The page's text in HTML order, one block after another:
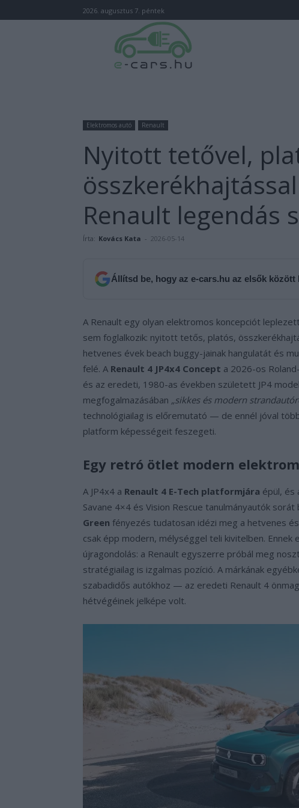
2026. augusztus 7. péntek
Elektromos autó Renault
Nyitott tetővel,
Renault legendás
Írta: Kovács Kata - 2026-05-14
Állítsd be, hogy az e-cars.hu az elsők
A Renault egy olyan elektromos koncepciót
sem foglalkozik: nyitott tetős, platós,
hetvenes évek beach buggy-jainak hangulatát és
felé. A Renault 4 JP4x4 Concept a 2026-os
és az eredeti, 1980-as években született JP4
megfogalmazásában „sikkes és modern
technológiailag is előremutató — de ennél jóval
platform képességeit feszegeti.
Egy retró ötlet modern
A JP4x4 a Renault 4 E-Tech platformjára épül, és
Savane 4×4 és Vision Rescue tanulmányautók
Green fényezés tudatosan idézi meg a hetvenes
csak épp modern, mélységgel teli kivitelben.
újragondolás: a Renault egyszerre próbál meg
stratégiailag is izgalmas pozíció. A márkának
szabadidős autókhoz — az eredeti Renault 4
hétvégéinek jelképe volt.